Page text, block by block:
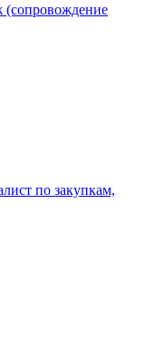
(сопровождение
по закупкам,